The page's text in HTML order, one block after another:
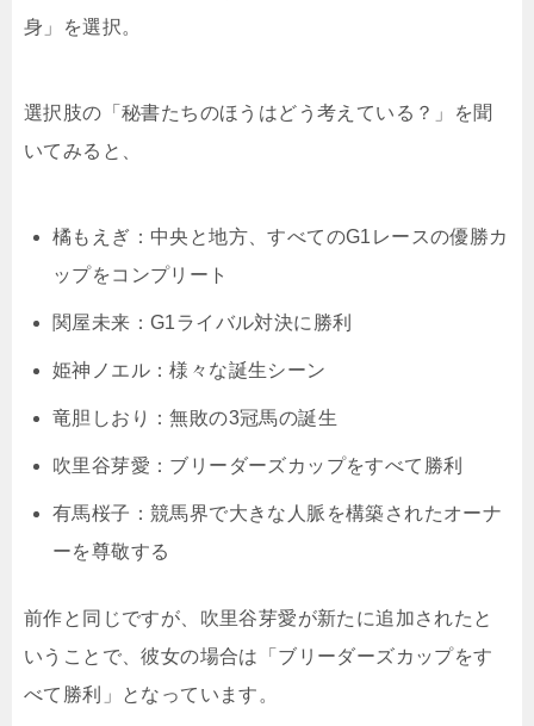
身」を選択。
選択肢の「秘書たちのほうはどう考えている？」を聞
いてみると、
橘もえぎ：中央と地方、すべてのG1レースの優勝カ
ップをコンプリート
関屋未来：G1ライバル対決に勝利
姫神ノエル：様々な誕生シーン
竜胆しおり：無敗の3冠馬の誕生
吹里谷芽愛：ブリーダーズカップをすべて勝利
有馬桜子：競馬界で大きな人脈を構築されたオーナ
ーを尊敬する
前作と同じですが、吹里谷芽愛が新たに追加されたと
いうことで、彼女の場合は「ブリーダーズカップをす
べて勝利」となっています。